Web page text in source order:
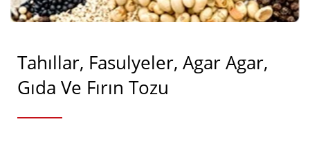
Tahıllar, Fasulyeler, Agar Agar,
Gıda Ve Fırın Tozu